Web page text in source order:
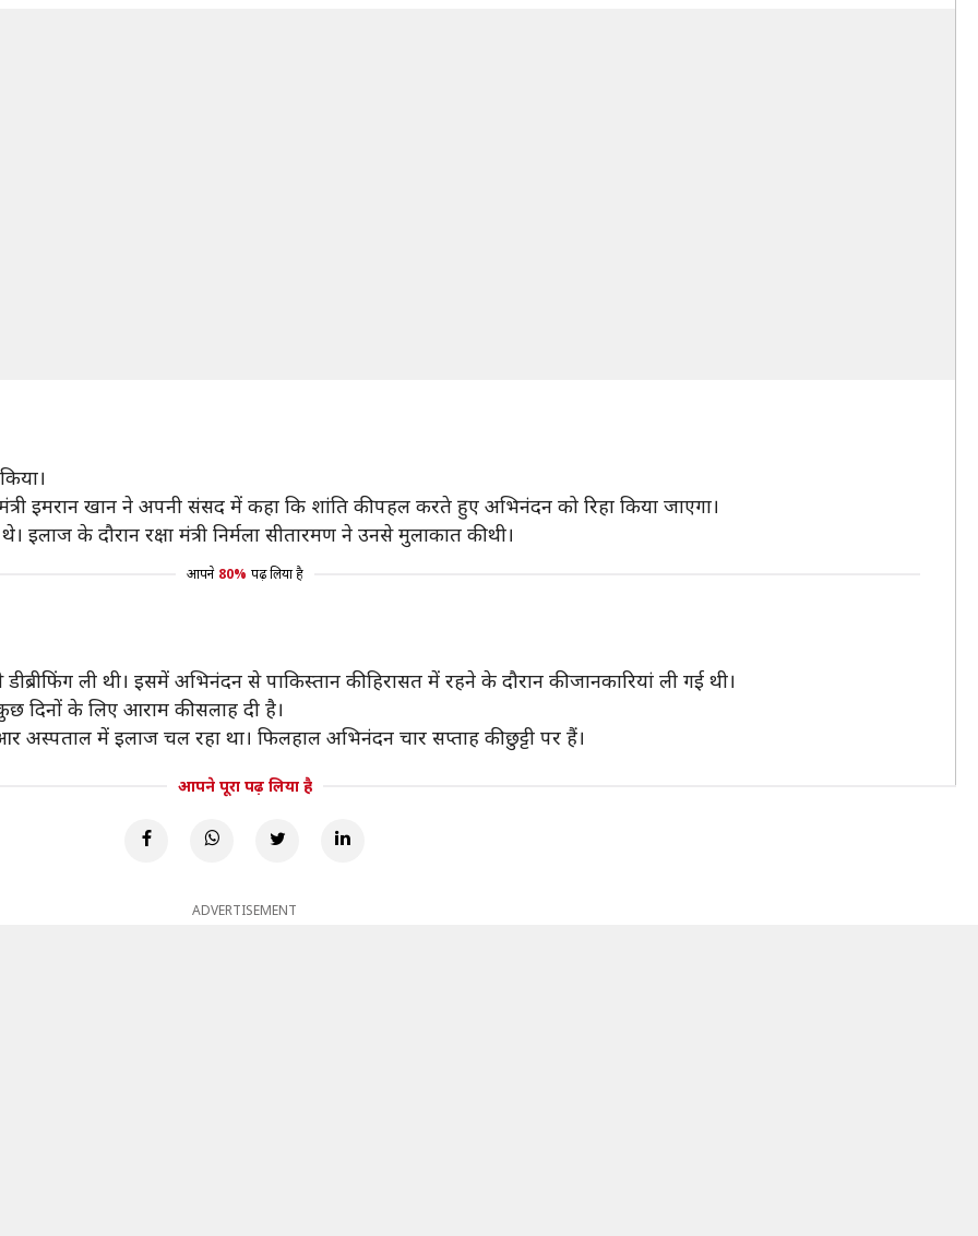
इमरान खान ने अपनी संसद में कहा कि शांति की पहल करते हुए अभिनंदन को रिहा किया जाएगा।
इलाज के दौरान रक्षा मंत्री निर्मला सीतारमण ने उनसे मुलाकात की थी।
आपने 80% पढ़ लिया है
ली थी। इसमें अभिनंदन से पाकिस्तान की हिरासत में रहने के दौरान की जानकारियां ली गई थी।
दिनों के लिए आराम की सलाह दी है।
में इलाज चल रहा था। फिलहाल अभिनंदन चार सप्ताह की छुट्टी पर हैं।
आपने पूरा पढ़ लिया है
ADVERTISEMENT